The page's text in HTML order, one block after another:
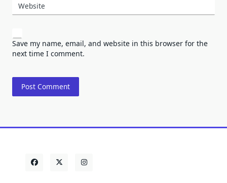
Website
Save my name, email, and website in this browser for the
next time I comment.